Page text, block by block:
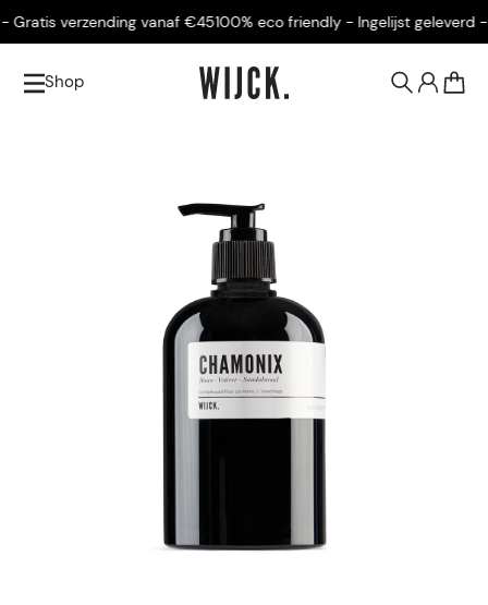
verzending vanaf €45100% eco friendly - Ingelijst geleverd -
Shop